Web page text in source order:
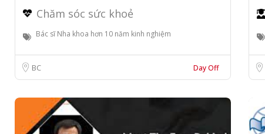
Chăm sóc sức khoẻ
Bác sĩ Nha khoa hơn 10 năm kinh nghiệm
BC Day Off